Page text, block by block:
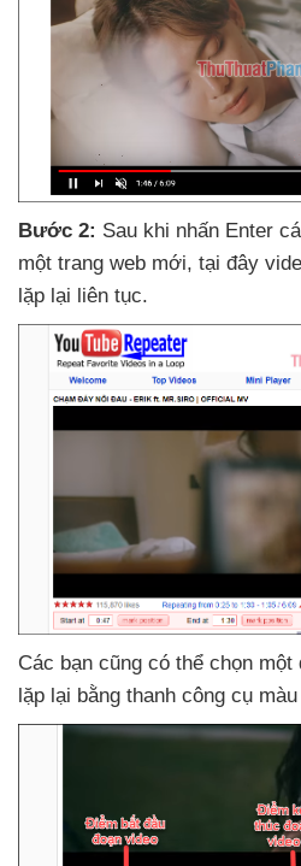
Bước 2: Sau khi nhấn Enter
một trang web mới, tại đây
lặp lại liên tục.
Các bạn cũng có thể chọn một
lặp lại bằng thanh công cụ